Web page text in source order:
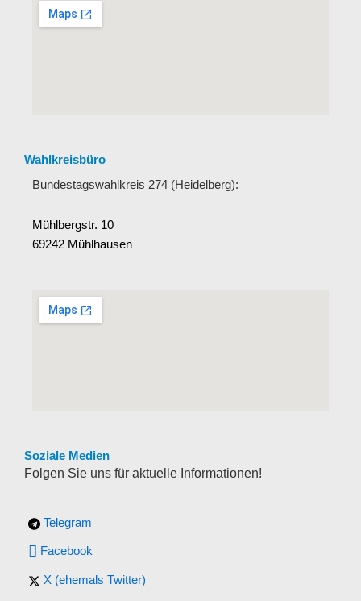
Wahlkreisbüro
Bundestagswahlkreis 274 (Heidelberg):
Mühlbergstr. 10
69242 Mühlhausen
Soziale Medien
Folgen Sie uns für aktuelle Informationen!
Telegram
Facebook
X (ehemals Twitter)